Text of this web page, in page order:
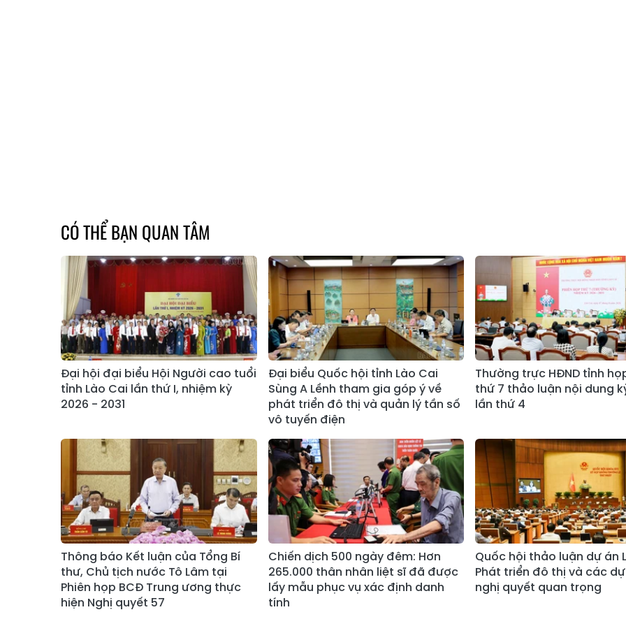
CÓ THỂ BẠN QUAN TÂM
Đại hội đại biểu Hội Người cao tuổi
tỉnh Lào Cai lần thứ I, nhiệm kỳ
2026 - 2031
Đại biểu Quốc hội tỉnh Lào Cai
Sùng A Lềnh tham gia góp ý về
phát triển đô thị và quản lý tần số
vô tuyến điện
Thường trực HĐND tỉnh
thứ 7 thảo luận nội dung
lần thứ 4
Thông báo Kết luận của Tổng Bí
thư, Chủ tịch nước Tô Lâm tại
Phiên họp BCĐ Trung ương thực
hiện Nghị quyết 57
Chiến dịch 500 ngày đêm: Hơn
265.000 thân nhân liệt sĩ đã được
lấy mẫu phục vụ xác định danh
tính
Quốc hội thảo luận dự án
Phát triển đô thị và các
nghị quyết quan trọng